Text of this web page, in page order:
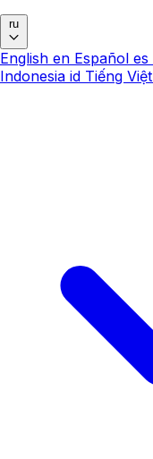
ru
English en Español es
Indonesia id Tiếng Việt